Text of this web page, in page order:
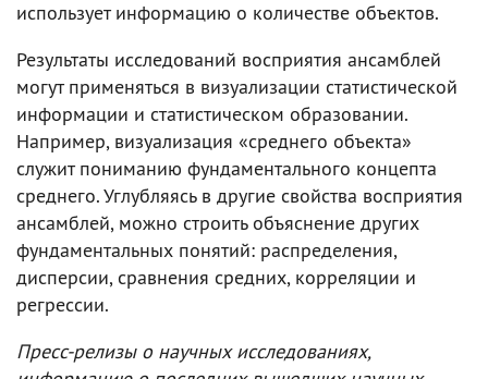
использует информацию о количестве объектов.
Результаты исследований восприятия ансамблей
могут применяться в визуализации статистической
информации и статистическом образовании.
Например, визуализация «среднего объекта»
служит пониманию фундаментального концепта
среднего. Углубляясь в другие свойства восприятия
ансамблей, можно строить объяснение других
фундаментальных понятий: распределения,
дисперсии, сравнения средних, корреляции и
регрессии.
Пресс-релизы о научных исследованиях,